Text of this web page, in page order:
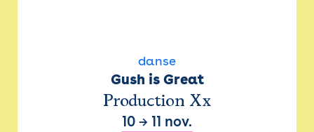
danse
Gush is Great
Production Xx
10 → 11 nov.